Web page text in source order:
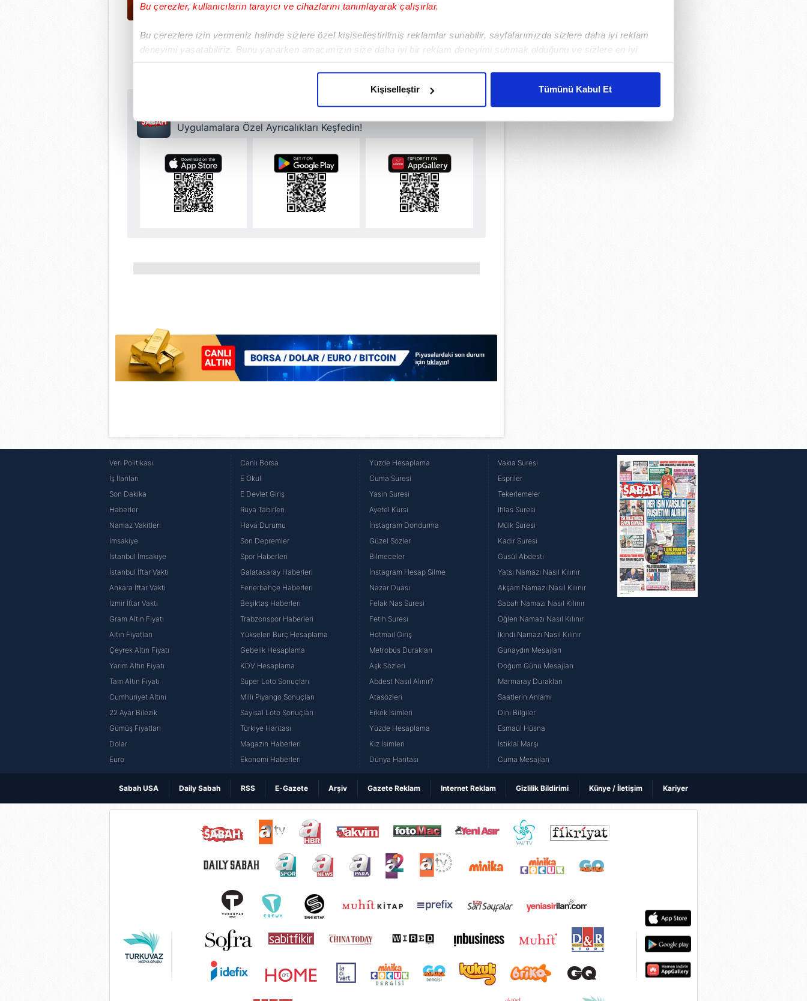
Bu çerezler, kullanıcıların tarayıcı ve cihazlarını tanımlayarak çalışırlar.
Bu çerezlere izin vermeniz halinde sizlere özel kişiselleştirilmiş reklamlar sunabilir, sayfalarımızda sizlere daha iyi reklam
deneyimi yaşatabiliriz. Bunu yaparken amacımızın size daha iyi bir reklam deneyimi sunmak olduğunu ve sizlere en iyi
içerikleri sunabilmek adına elimizden gelen çabayı gösterdiğimizi ve bu noktada, reklamların maliyetlerimizi karşılamak
Her halükârda, kullanıcılar, bu çerezlere izin vermedikleri takdirde, kullanıcılara hedefli reklamlar gösterilmeyecektir."
Sizlere daha iyi bir hizmet sunabilmek için İnternet Sitemizde kendimize ve üçüncü kişilere ait çerezler kullanılmaktadır. Bu
amacıyla kullanılmaktadır. Diğer çerezler, sitemizin daha işlevsel kılınması ve kişiselleştirilmesi ve sizlere yönelik
reklam/pazarlama faaliyetlerinin yapılması, amaçlarıyla sınırlı olarak açık rızanız dahilinde kullanılacaktır.
Çerezlere ilişkin tercihlerinizi aşağıda yer alan panel vasıtasıyla belirleyebilirsiniz. Çerezlere ilişkin detaylı bilgi için Ayarlar
mevzuata uygun olarak kullanılan çerezlerle ilgili bilgi almak için lütfentıklayınız.
Kişiselleştir Tümünü Kabul Et
Sabah.com.tr Uygulamamızı İndirin
Uygulamalara Özel Ayrıcalıkları Keşfedin!
Veri Politikası
İş İlanları
Son Dakika
Haberler
Namaz Vakitleri
İmsakiye
İstanbul İmsakiye
İstanbul İftar Vakti
Ankara İftar Vakti
İzmir İftar Vakti
Gram Altın Fiyatı
Altın Fiyatları
Çeyrek Altın Fiyatı
Yarım Altın Fiyatı
Tam Altın Fiyatı
Cumhuriyet Altını
22 Ayar Bilezik
Gümüş Fiyatları
Dolar
Euro
Canlı Borsa
E Okul
E Devlet Giriş
Rüya Tabirleri
Hava Durumu
Son Depremler
Spor Haberleri
Galatasaray Haberleri
Fenerbahçe Haberleri
Beşiktaş Haberleri
Trabzonspor Haberleri
Yükselen Burç Hesaplama
Gebelik Hesaplama
KDV Hesaplama
Süper Loto Sonuçları
Milli Piyango Sonuçları
Sayısal Loto Sonuçları
Türkiye Haritası
Magazin Haberleri
Ekonomi Haberleri
Yüzde Hesaplama
Cuma Suresi
Yasin Suresi
Ayetel Kürsi
İnstagram Dondurma
Güzel Sözler
Bilmeceler
İnstagram Hesap Silme
Nazar Duası
Felak Nas Suresi
Fetih Suresi
Hotmail Giriş
Metrobüs Durakları
Aşk Sözleri
Abdest Nasıl Alınır?
Atasözleri
Erkek İsimleri
Yüzde Hesaplama
Kız İsimleri
Dünya Haritası
Vakıa Suresi
Espriler
Tekerlemeler
İhlas Suresi
Mülk Suresi
Kadir Suresi
Gusül Abdesti
Yatsı Namazı Nasıl Kılınır
Akşam Namazı Nasıl Kılınır
Sabah Namazı Nasıl Kılınır
Öğlen Namazı Nasıl Kılınır
İkindi Namazı Nasıl Kılınır
Günaydın Mesajları
Doğum Günü Mesajları
Marmaray Durakları
Saatlerin Anlamı
Dini Bilgiler
Esmaül Hüsna
İstiklal Marşı
Cuma Mesajları
Sabah USA Daily Sabah RSS E-Gazete Arşiv Gazete Reklam Internet Reklam Gizlilik Bildirimi Künye / İletişim Kariyer